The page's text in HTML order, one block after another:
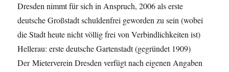
Dresden nimmt für sich in Anspruch, 2006 als erste
deutsche Großstadt schuldenfrei geworden zu sein (wobei
die Stadt heute nicht völlig frei von Verbindlichkeiten ist)
Hellerau: erste deutsche Gartenstadt (gegründet 1909)
Der Mieterverein Dresden verfügt nach eigenen Angaben